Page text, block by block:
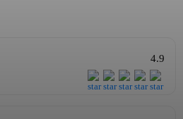
4.9